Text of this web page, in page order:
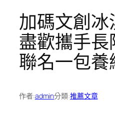
加碼文創冰
盡歡攜手
聯名一包
作者:admin分類:推薦文章